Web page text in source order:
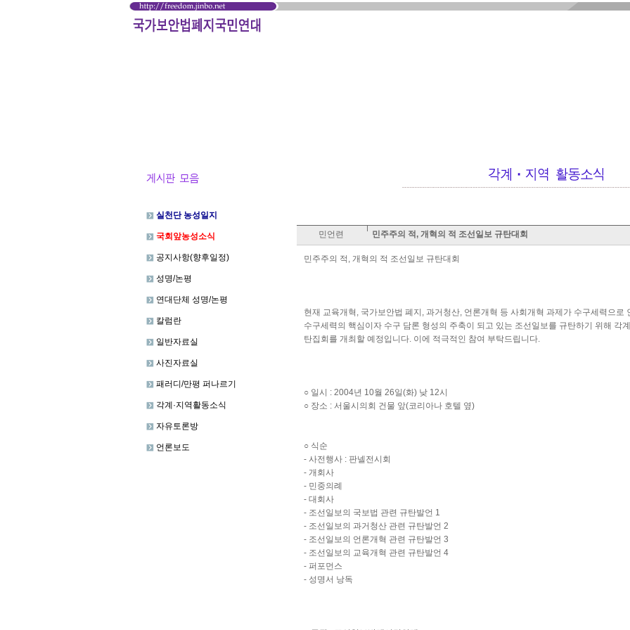
실천단 농성일지
국회앞농성소식
공지사항(향후일정)
성명/논평
연대단체 성명/논평
칼럼란
일반자료실
사진자료실
패러디/만평 퍼나르기
각계·지역활동소식
자유토론방
언론보도
민언련 민주주의 적, 개혁의 적 조선일보 규탄대회
민주주의 적, 개혁의 적 조선일보 규탄대회
현재 교육개혁, 국가보안법 폐지, 과거청산, 언론개혁 등 사회개혁 과제가 수구세력으로
수구세력의 핵심이자 수구 담론 형성의 주축이 되고 있는 조선일보를 규탄하기 위해 각
탄집회를 개최할 예정입니다. 이에 적극적인 참여 부탁드립니다.
○ 일시 : 2004년 10월 26일(화) 낮 12시
○ 장소 : 서울시의회 건물 앞(코리아나 호텔 옆)
○ 식순
- 사전행사 : 판넬전시회
- 개회사
- 민중의례
- 대회사
- 조선일보의 국보법 관련 규탄발언 1
- 조선일보의 과거청산 관련 규탄발언 2
- 조선일보의 언론개혁 관련 규탄발언 3
- 조선일보의 교육개혁 관련 규탄발언 4
- 퍼포먼스
- 성명서 낭독